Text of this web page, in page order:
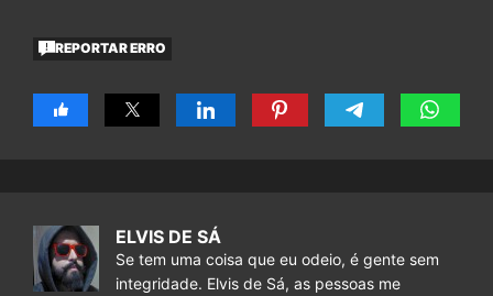
REPORTAR ERRO
ELVIS DE SÁ
Se tem uma coisa que eu odeio, é gente sem
integridade. Elvis de Sá, as pessoas me